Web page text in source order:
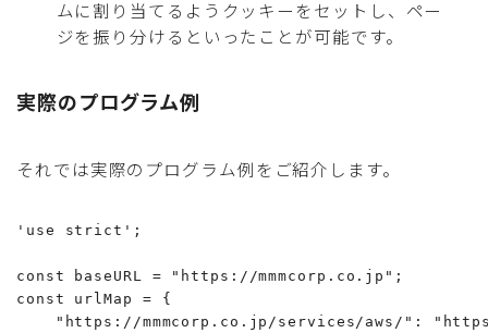
ムに割り当てるようクッキーをセットし、ペー
ジを振り分けるといったことが可能です。
実際のプログラム例
それでは実際のプログラム例をご紹介します。
'use strict';
const baseURL = "https://mmmcorp.co.jp";
const urlMap = {
"https://mmmcorp.co.jp/services/aws/":